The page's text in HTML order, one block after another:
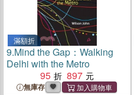
滿額折
9.Mind the Gap：Walking
Delhi with the Metro
95
897
無庫存